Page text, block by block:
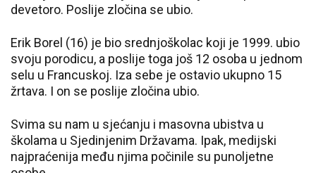
devetoro. Poslije zločina se ubio.
Erik Borel (16) je bio srednjoškolac koji je 1999. ubio
svoju porodicu, a poslije toga još 12 osoba u jednom
selu u Francuskoj. Iza sebe je ostavio ukupno 15
žrtava. I on se poslije zločina ubio.
Svima su nam u sjećanju i masovna ubistva u
školama u Sjedinjenim Državama. Ipak, medijski
najpraćenija među njima počinile su punoljetne